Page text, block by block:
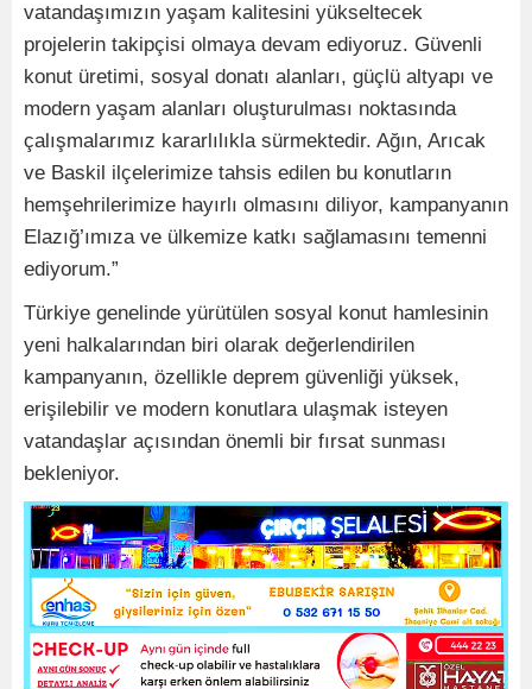
vatandaşımızın yaşam kalitesini yükseltecek
projelerin takipçisi olmaya devam ediyoruz. Güvenli
konut üretimi, sosyal donatı alanları, güçlü altyapı ve
modern yaşam alanları oluşturulması noktasında
çalışmalarımız kararlılıkla sürmektedir. Ağın, Arıcak
ve Baskil ilçelerimize tahsis edilen bu konutların
hemşehrilerimize hayırlı olmasını diliyor, kampanyanın
Elazığ’ımıza ve ülkemize katkı sağlamasını temenni
ediyorum.”
Türkiye genelinde yürütülen sosyal konut hamlesinin
yeni halkalarından biri olarak değerlendirilen
kampanyanın, özellikle deprem güvenliği yüksek,
erişilebilir ve modern konutlara ulaşmak isteyen
vatandaşlar açısından önemli bir fırsat sunması
bekleniyor.